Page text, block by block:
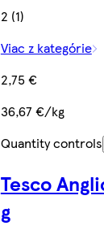
2 (1)
Viac z kategórie
2,75 €
36,67 €/kg
Quantity controls
Tesco
g